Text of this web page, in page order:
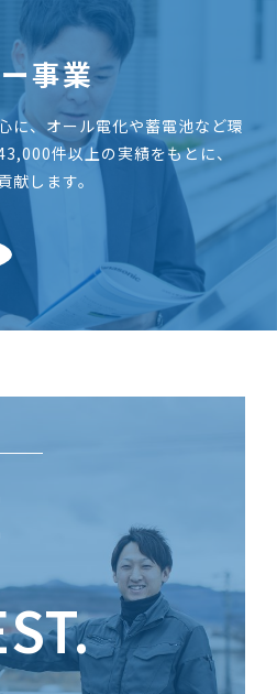
事業
に、オール電化や蓄電池など環
件以上の実績をもとに、
します。
かせる